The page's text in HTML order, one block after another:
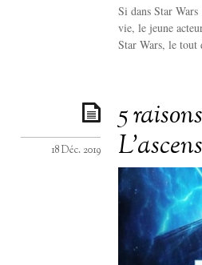
Si dans Star
vie, le jeune
Star Wars, le tout
5
18 Déc. 2019